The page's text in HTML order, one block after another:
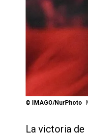
© IMAGO/NurPhoto
La victoria